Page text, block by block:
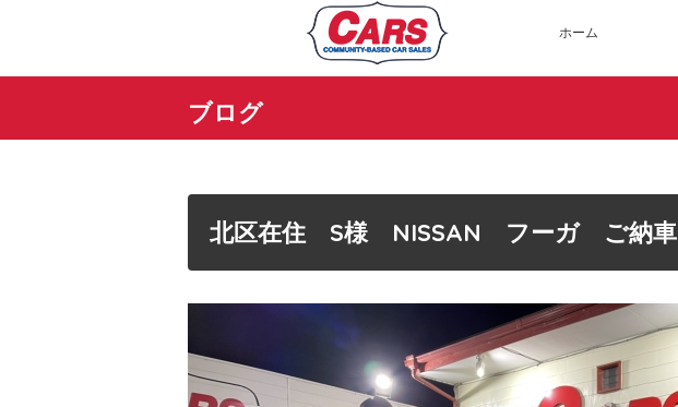
ホーム
ブログ
北区在住 S様 NISSAN フーガ ご納車